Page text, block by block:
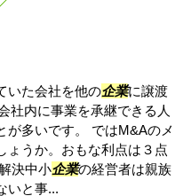
いた会社を他の企業に譲渡
社内に事業を承継できる人
が多いです。 ではM&Aのメ
ょうか。おもな利点は３点
決中小企業の経営者は親族
いと事...